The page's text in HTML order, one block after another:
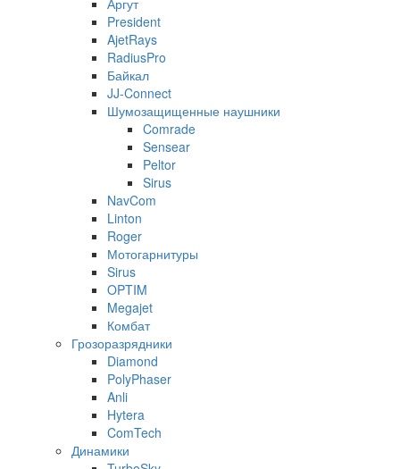
President
AjetRays
RadiusPro
Байкал
JJ-Connect
Шумозащищенные наушники
Comrade
Sensear
Peltor
Sirus
NavCom
Linton
Roger
Мотогарнитуры
Sirus
OPTIM
Megajet
Комбат
Грозоразрядники
Diamond
PolyPhaser
Anli
Hytera
ComTech
Динамики